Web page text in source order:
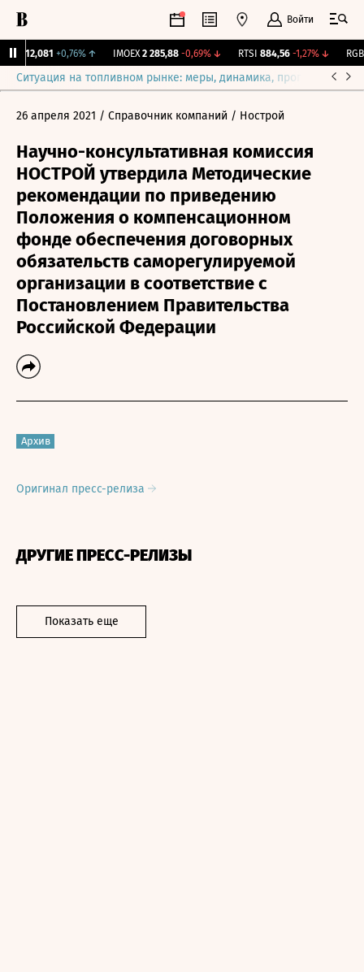
Войти
12,081 +0,76%↑ IMOEX 2 285,88 -0,69%↓ RTSI 884,56 -1,27%↓ RGBI
Ситуация на топливном рынке: меры, динамика, прогнозы
26 апреля 2021 / Справочник компаний / Нострой
Научно-консультативная комиссия
НОСТРОЙ утвердила Методические
рекомендации по приведению
Положения о компенсационном
фонде обеспечения договорных
обязательств саморегулируемой
организации в соответствие с
Постановлением Правительства
Российской Федерации
Архив
Оригинал пресс-релиза
ДРУГИЕ ПРЕСС-РЕЛИЗЫ
Показать еще